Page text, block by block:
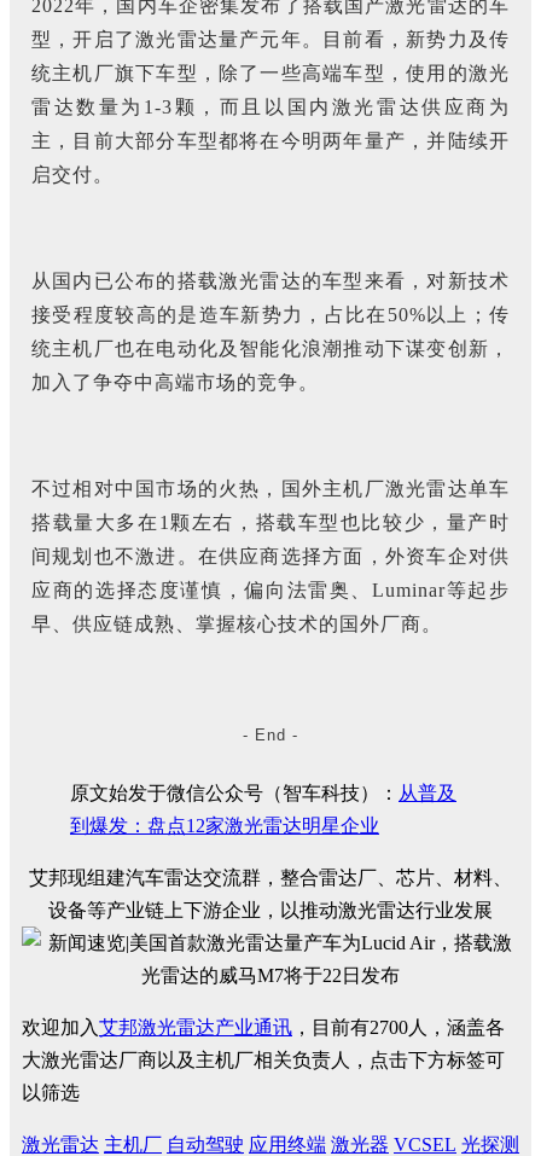
2022年，国内车企密集发布了搭载国产激光雷达的车
型，开启了激光雷达量产元年。目前看，新势力及传
统主机厂旗下车型，除了一些高端车型，使用的激光
雷达数量为1-3颗，而且以国内激光雷达供应商为
主，目前大部分车型都将在今明两年量产，并陆续开
启交付。
从国内已公布的搭载激光雷达的车型来看，对新技术
接受程度较高的是造车新势力，占比在50%以上；传
统主机厂也在电动化及智能化浪潮推动下谋变创新，
加入了争夺中高端市场的竞争。
不过相对中国市场的火热，国外主机厂激光雷达单车
搭载量大多在1颗左右，搭载车型也比较少，量产时
间规划也不激进。在供应商选择方面，外资车企对供
应商的选择态度谨慎，偏向法雷奥、Luminar等起步
早、供应链成熟、掌握核心技术的国外厂商。
- End -
原文始发于微信公众号（智车科技）： 从普及
到爆发：盘点12家激光雷达明星企业
艾邦现组建汽车雷达交流群，整合雷达厂、芯片、材料、
设备等产业链上下游企业，以推动激光雷达行业发展
欢迎加入艾邦激光雷达产业通讯 ，目前有2700人，涵盖各
大激光雷达厂商以及主机厂相关负责人，点击下方标签可
以筛选
激光雷达 主机厂 自动驾驶 应用终端 激光器 VCSEL 光探测